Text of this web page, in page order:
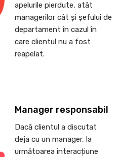
apelurile pierdute, atât
managerilor cât și șefului de
departament în cazul în
care clientul nu a fost
reapelat.
Manager responsabil
Dacă clientul a discutat
deja cu un manager, la
următoarea interacțiune